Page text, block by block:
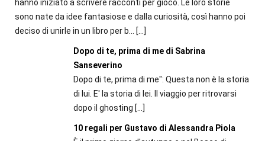
hanno iniziato a scrivere racconti per gioco. Le loro storie
sono nate da idee fantasiose e dalla curiosità, così hanno poi
deciso di unirle in un libro per b...
[…]
Dopo di te, prima di me di Sabrina
Sanseverino
Dopo di te, prima di me": Questa non è la storia
di lui. E' la storia di lei. Il viaggio per ritrovarsi
dopo il ghosting […]
10 regali per Gustavo di Alessandra Piola